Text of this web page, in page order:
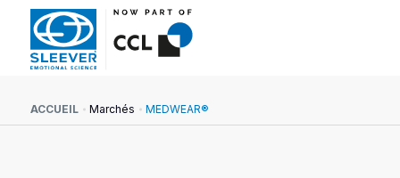
ACCUEIL Marchés MEDWEAR®